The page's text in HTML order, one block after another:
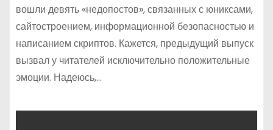
вошли девять «недопостов», связанных с юниксами,
сайтостроением, информационной безопасностью и
написанием скриптов. Кажется, предыдущий выпуск
вызвал у читателей исключительно положительные
эмоции. Надеюсь,…